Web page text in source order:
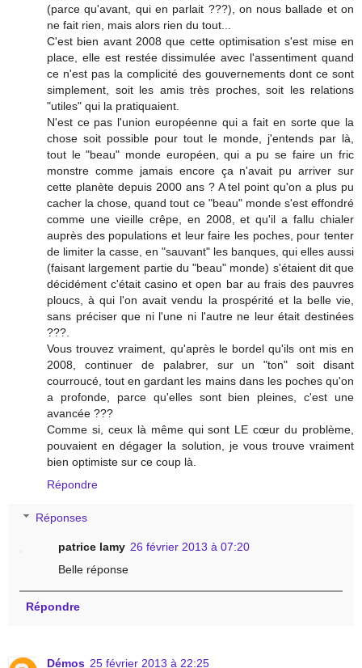
(parce qu'avant, qui en parlait ???), on nous ballade et on
ne fait rien, mais alors rien du tout...
C'est bien avant 2008 que cette optimisation s'est mise en
place, elle est restée dissimulée avec l'assentiment quand
ce n'est pas la complicité des gouvernements dont ce sont
simplement, soit les amis très proches, soit les relations
"utiles" qui la pratiquaient.
N'est ce pas l'union européenne qui a fait en sorte que la
chose soit possible pour tout le monde, j'entends par là,
tout le "beau" monde européen, qui a pu se faire un fric
monstre comme jamais encore ça n'avait pu arriver sur
cette planète depuis 2000 ans ? A tel point qu'on a plus pu
cacher la chose, quand tout ce "beau" monde s'est effondré
comme une vieille crêpe, en 2008, et qu'il a fallu chialer
auprès des populations et leur faire les poches, pour tenter
de limiter la casse, en "sauvant" les banques, qui elles aussi
(faisant largement partie du "beau" monde) s'étaient dit que
décidément c'était casino et open bar au frais des pauvres
ploucs, à qui l'on avait vendu la prospérité et la belle vie,
sans préciser que ni l'une ni l'autre ne leur était destinées
???.
Vous trouvez vraiment, qu'après le bordel qu'ils ont mis en
2008, continuer de palabrer, sur un "ton" soit disant
courroucé, tout en gardant les mains dans les poches qu'on
a profonde, parce qu'elles sont bien pleines, c'est une
avancée ???
Comme si, ceux là même qui sont LE cœur du problème,
pouvaient en dégager la solution, je vous trouve vraiment
bien optimiste sur ce coup là.
Répondre
Réponses
patrice lamy 26 février 2013 à 07:20
Belle réponse
Répondre
Démos 25 février 2013 à 22:25